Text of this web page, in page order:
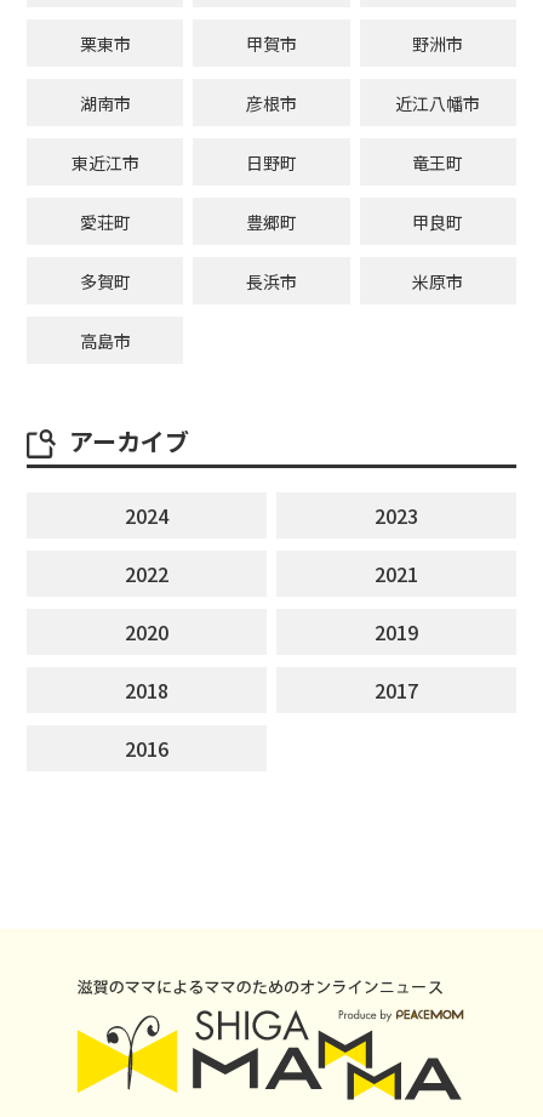
栗東市 甲賀市 野洲市
湖南市 彦根市 近江八幡市
東近江市 日野町 竜王町
愛荘町 豊郷町 甲良町
多賀町 長浜市 米原市
高島市
アーカイブ
2024
2023
2022
2021
2020
2019
2018
2017
2016